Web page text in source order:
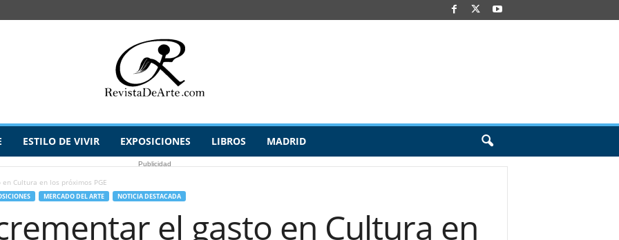
ESTILO DE VIVIR EXPOSICIONES LIBROS MADRID
Publicidad
Cultura en los próximos PGE
MERCADO DEL ARTE NOTICIA DESTACADA
el gasto en Cultura en